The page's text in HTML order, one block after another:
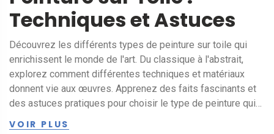
Techniques et Astuces
Découvrez les différents types de peinture sur toile qui
enrichissent le monde de l'art. Du classique à l'abstrait,
explorez comment différentes techniques et matériaux
donnent vie aux œuvres. Apprenez des faits fascinants et
des astuces pratiques pour choisir le type de peinture qui
VOIR PLUS